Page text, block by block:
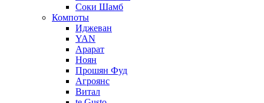
Соки Шамб
Компоты
Иджеван
YAN
Арарат
Ноян
Прошян Фуд
Агроянс
Витал